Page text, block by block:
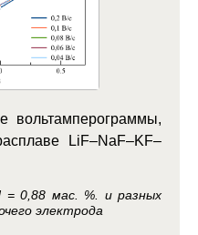
вольтамперограммы,
LiF–NaF–KF–
= 0,88 мас. %. и разных
электрода